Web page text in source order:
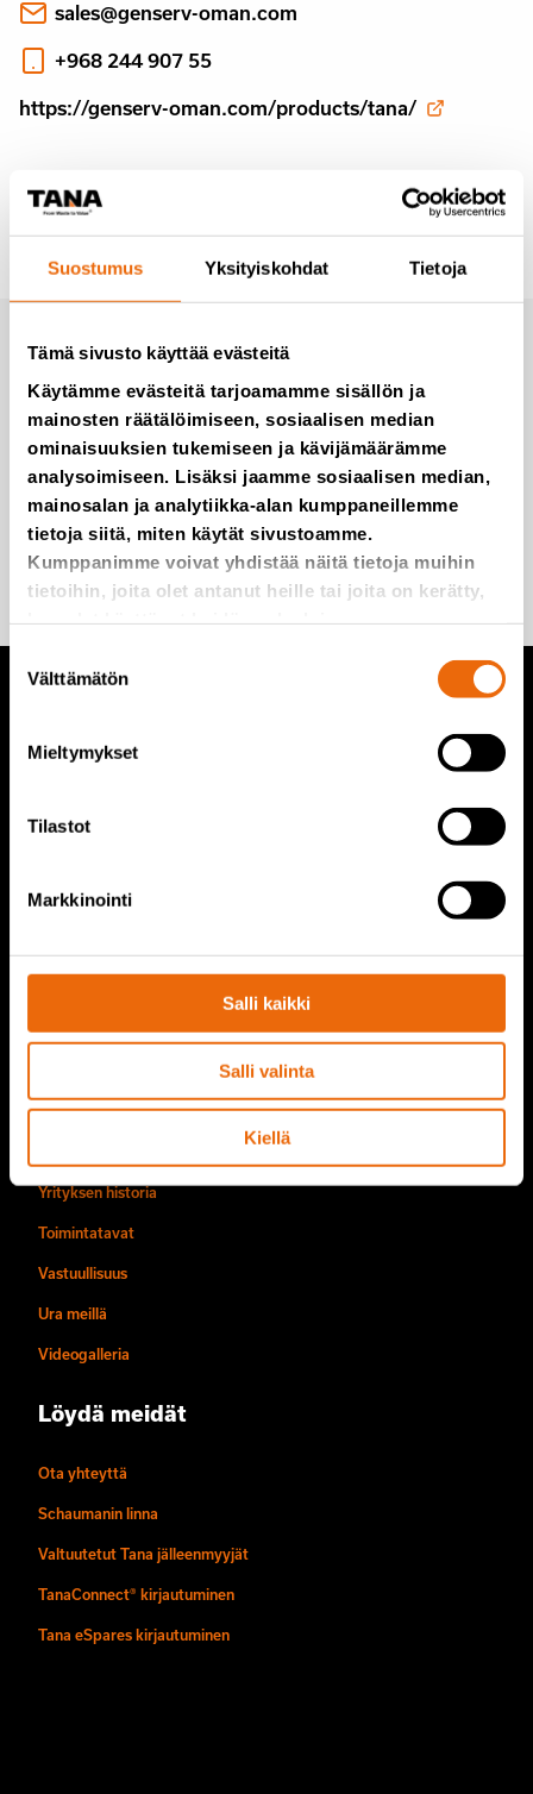
Suostumus Yksityiskohdat Tietoja
Tämä sivusto käyttää evästeitä
Käytämme evästeitä tarjoamamme sisällön ja
mainosten räätälöimiseen, sosiaalisen median
ominaisuuksien tukemiseen ja kävijämäärämme
analysoimiseen. Lisäksi jaamme sosiaalisen median,
mainosalan ja analytiikka-alan kumppaneillemme
tietoja siitä, miten käytät sivustoamme.
Kumppanimme voivat yhdistää näitä tietoja muihin
tietoihin, joita olet antanut heille tai joita on kerätty,
valinta
Välttämätön
Mieltymykset
Tilastot
Markkinointi
Salli kaikki
Salli valinta
Kiellä
sales@genserv-oman.com
+968 244 907 55
https://genserv-oman.com/products/tana/
Tilaa uutiset Tanalta
Emme roskaa, edes postitse.
Lisää minut postituslistalle
TANA repijät
Palvelut
Tana palvelut
Yrityksen historia
Toimintatavat
Vastuullisuus
Ura meillä
Videogalleria
Löydä meidät
Ota yhteyttä
Schaumanin linna
Valtuutetut Tana jälleenmyyjät
TanaConnect® kirjautuminen
Tana eSpares kirjautuminen